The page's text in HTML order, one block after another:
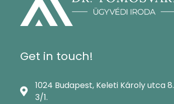
Get in touch!
1024 Budapest, Keleti Károly utca 8.
3/1.